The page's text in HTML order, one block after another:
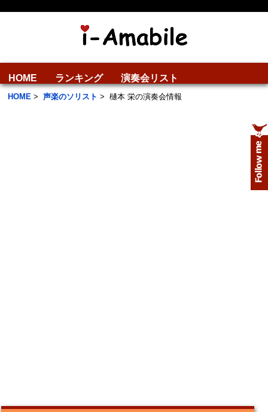
HOME ランキング 演奏会リスト
HOME > 声楽のソリスト > 樋本 栄の演奏会情報